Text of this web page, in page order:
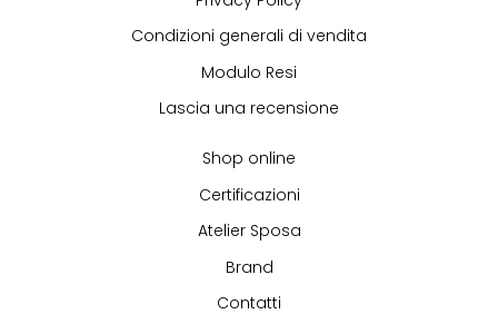
Condizioni generali di vendita
Modulo Resi
Lascia una recensione
Shop online
Certificazioni
Atelier Sposa
Brand
Contatti